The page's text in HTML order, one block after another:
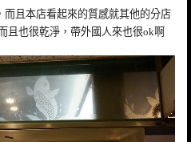
且本店看起來的質感就其他的分店
且也很乾淨，帶外國人來也很ok啊